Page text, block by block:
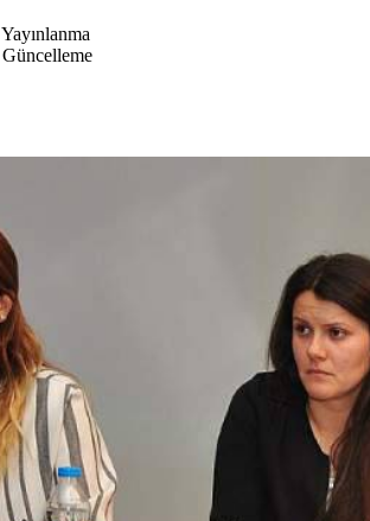
Yayınlanma
Güncelleme